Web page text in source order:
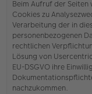
Beim Aufruf der
Cookies zu
Verarbeitung der in
personenbezogenen
rechtlichen
Lösung von
EU-DSGVO ihre
nachzukommen.